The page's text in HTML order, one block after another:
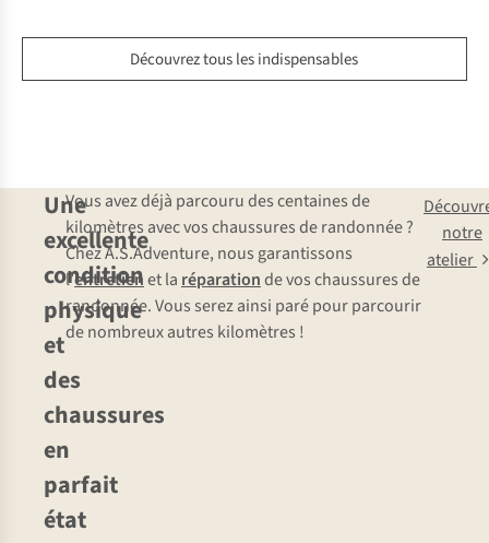
Découvrez tous les indispensables
Une
excellente
condition
physique
et
des
chaussures
en
parfait
état
Vous avez déjà parcouru des centaines de
kilomètres avec vos chaussures de randonnée ?
Chez A.S.Adventure, nous garantissons
l’entretienet la réparationde vos chaussures de
randonnée. Vous serez ainsi paré pour parcourir
de nombreux autres kilomètres !
notre
atelier